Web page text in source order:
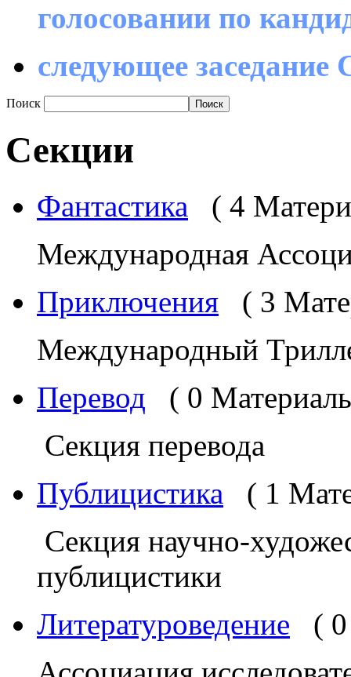
голосовании по
следующее заседание
Поиск
Секции
Фантастика
( 4
Международная
Приключения
( 3
Международный
Перевод
( 0
Секция перевода
Публицистика
( 1
Секция научно-
публицистики
Литературоведение
(